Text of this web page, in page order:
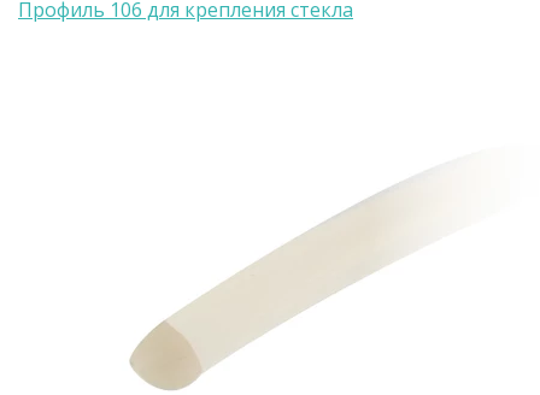
Профиль 106 для крепления стекла